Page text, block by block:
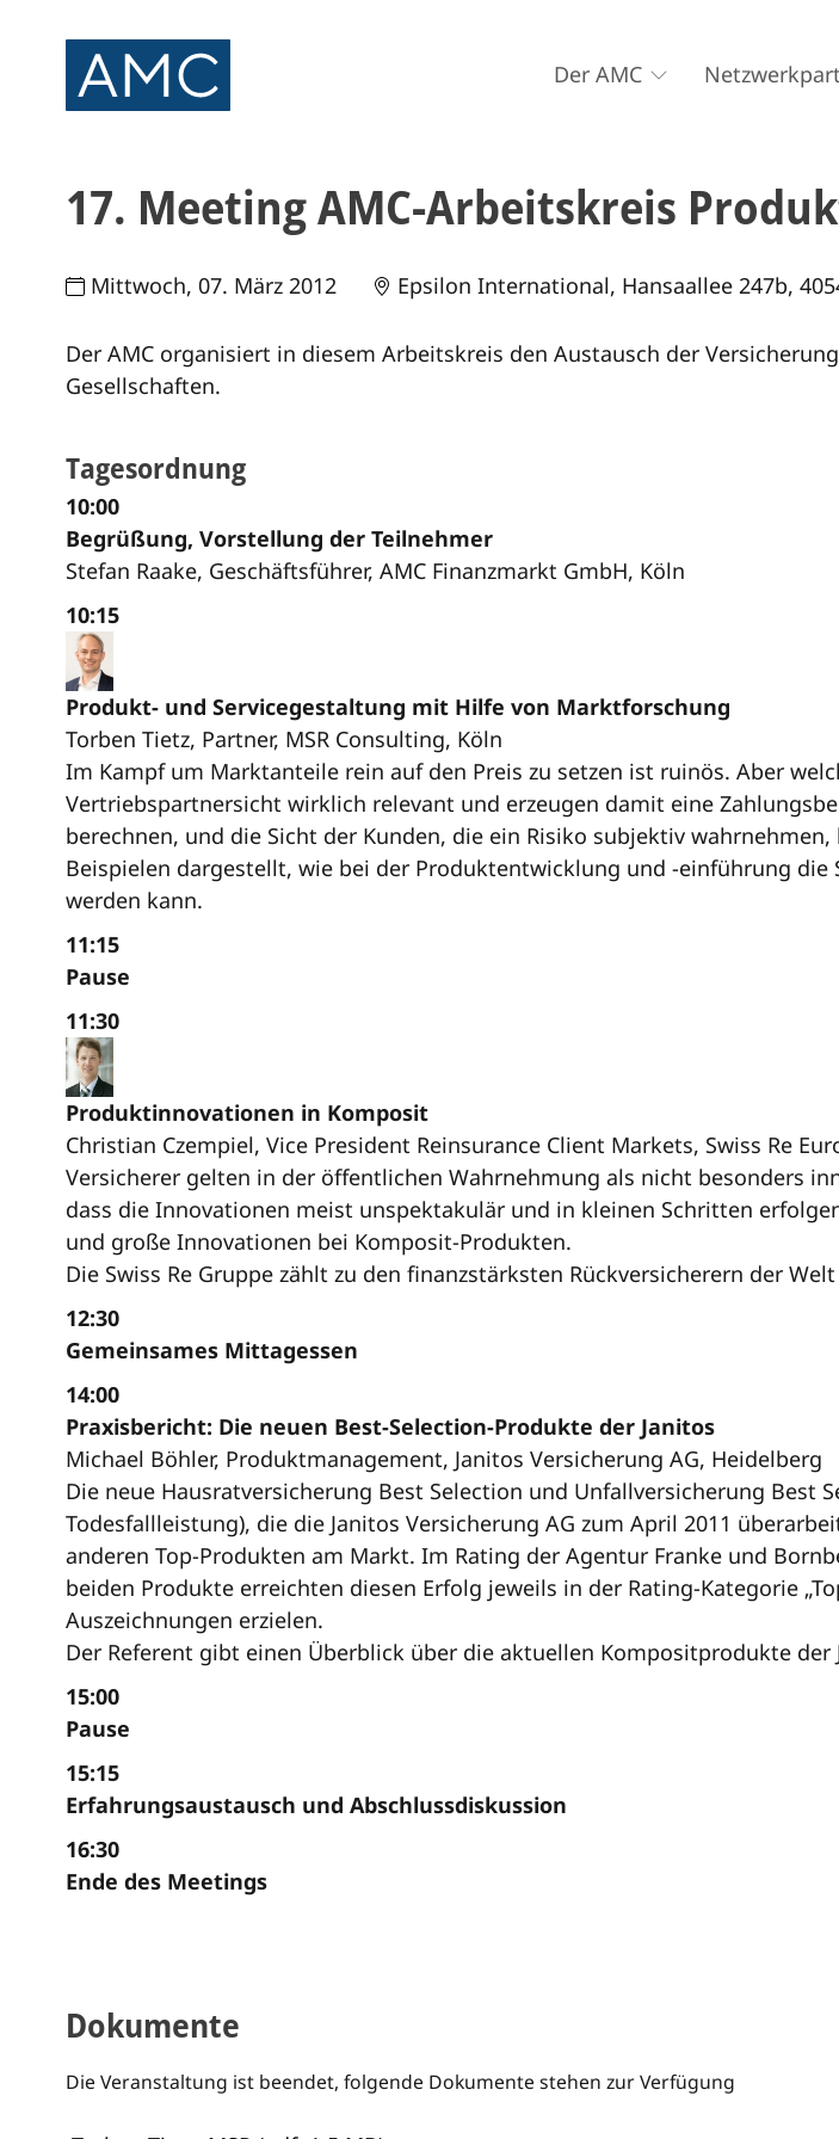
Der AMC
17. Meeting AMC-Arbeitskreis
Mittwoch, 07. März 2012 Epsilon International, Hansaallee 247b,
Der AMC organisiert in diesem Arbeitskreis den Austausch der
Gesellschaften.
Tagesordnung
10:00
Begrüßung, Vorstellung der Teilnehmer
Stefan Raake, Geschäftsführer, AMC Finanzmarkt GmbH, Köln
10:15
Produkt- und Servicegestaltung mit Hilfe von Marktforschung
Torben Tietz, Partner, MSR Consulting, Köln
Im Kampf um Marktanteile rein auf den Preis zu setzen ist ruinös. Aber
Vertriebspartnersicht wirklich relevant und erzeugen damit eine
berechnen, und die Sicht der Kunden, die ein Risiko subjektiv
Beispielen dargestellt, wie bei der Produktentwicklung und -einführung
werden kann.
11:15
Pause
11:30
Produktinnovationen in Komposit
Christian Czempiel, Vice President Reinsurance Client Markets, Swiss Re
Versicherer gelten in der öffentlichen Wahrnehmung als nicht besonders
dass die Innovationen meist unspektakulär und in kleinen Schritten
und große Innovationen bei Komposit-Produkten.
Die Swiss Re Gruppe zählt zu den finanzstärksten Rückversicherern der
12:30
Gemeinsames Mittagessen
14:00
Praxisbericht: Die neuen Best-Selection-Produkte der Janitos
Michael Böhler, Produktmanagement, Janitos Versicherung AG, Heidelberg
Die neue Hausratversicherung Best Selection und Unfallversicherung Best
Todesfallleistung), die die Janitos Versicherung AG zum April 2011
anderen Top-Produkten am Markt. Im Rating der Agentur Franke und
beiden Produkte erreichten diesen Erfolg jeweils in der Rating-Kategorie
Auszeichnungen erzielen.
Der Referent gibt einen Überblick über die aktuellen Kompositprodukte
15:00
Pause
15:15
Erfahrungsaustausch und Abschlussdiskussion
16:30
Ende des Meetings
Dokumente
Die Veranstaltung ist beendet, folgende Dokumente stehen zur Verfügung